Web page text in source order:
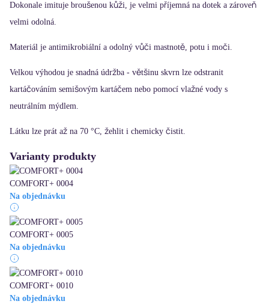
Dokonale imituje broušenou kůži, je velmi příjemná na dotek a zároveň
velmi odolná.
Materiál je antimikrobiální a odolný vůči mastnotě, potu i moči.
Velkou výhodou je snadná údržba - většinu skvrn lze odstranit
kartáčováním semišovým kartáčem nebo pomocí vlažné vody s
neutrálním mýdlem.
Látku lze prát až na 70 °C, žehlit i chemicky čistit.
Varianty produkty
COMFORT+ 0004
Na objednávku
COMFORT+ 0005
Na objednávku
COMFORT+ 0010
Na objednávku